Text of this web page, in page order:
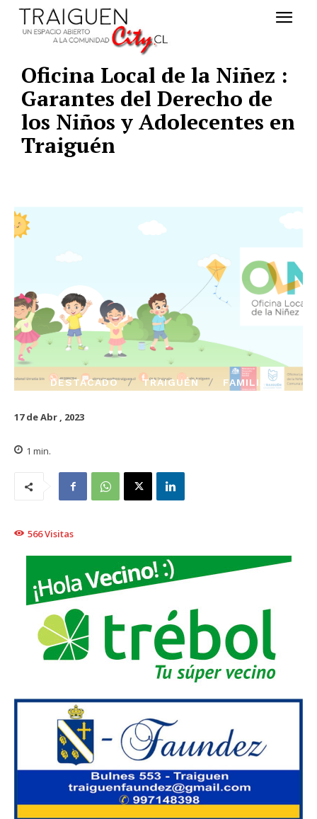
Oficina Local de la Niñez :
Garantes del Derecho de
los Niños y Adolecentes en
Traiguén
DESTACADO TRAIGUÉN FAMILIA
17 de Abr , 2023
1 min.
566Visitas